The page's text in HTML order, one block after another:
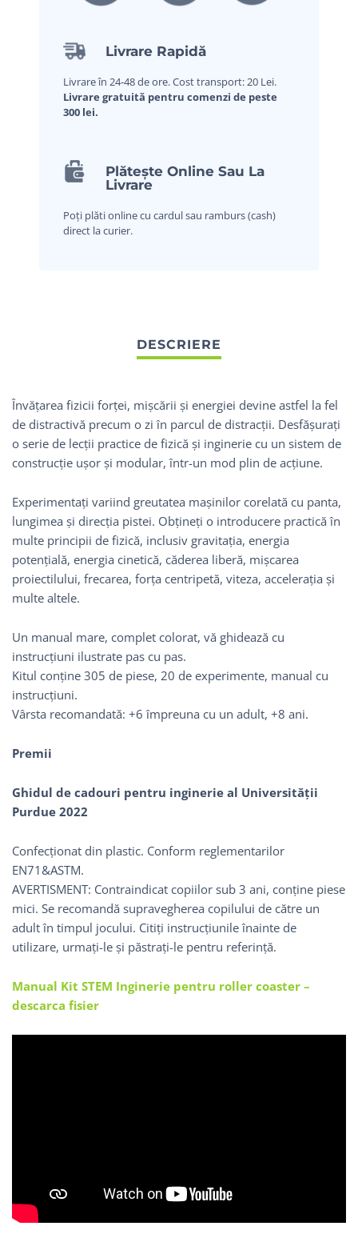
Livrare Rapidă
Livrare în 24-48 de ore. Cost transport: 20 Lei.
Livrare gratuită pentru comenzi de peste
300 lei.
Plătește Online Sau La
Livrare
Poți plăti online cu cardul sau ramburs (cash)
direct la curier.
Învățarea fizicii forței, mișcării și energiei devine astfel la fel
de distractivă precum o zi în parcul de distracții. Desfășurați
o serie de lecții practice de fizică și inginerie cu un sistem de
construcție ușor și modular, într-un mod plin de acțiune.
Experimentați variind greutatea mașinilor corelată cu panta,
lungimea și direcția pistei. Obțineți o introducere practică în
multe principii de fizică, inclusiv gravitația, energia
potențială, energia cinetică, căderea liberă, mișcarea
proiectilului, frecarea, forța centripetă, viteza, accelerația și
multe altele.
Un manual mare, complet colorat, vă ghidează cu
instrucțiuni ilustrate pas cu pas.
Kitul conține 305 de piese, 20 de experimente, manual cu
instrucțiuni.
Vârsta recomandată: +6 împreuna cu un adult, +8 ani.
Premii
Ghidul de cadouri pentru inginerie al Universității
Purdue 2022
Confecționat din plastic. Conform reglementarilor
EN71&ASTM.
AVERTISMENT: Contraindicat copiilor sub 3 ani, conține piese
mici. Se recomandă supravegherea copilului de către un
adult în timpul jocului. Citiți instrucțiunile înainte de
utilizare, urmați-le și păstrați-le pentru referință.
Manual Kit STEM Inginerie pentru roller coaster –
descarca fisier